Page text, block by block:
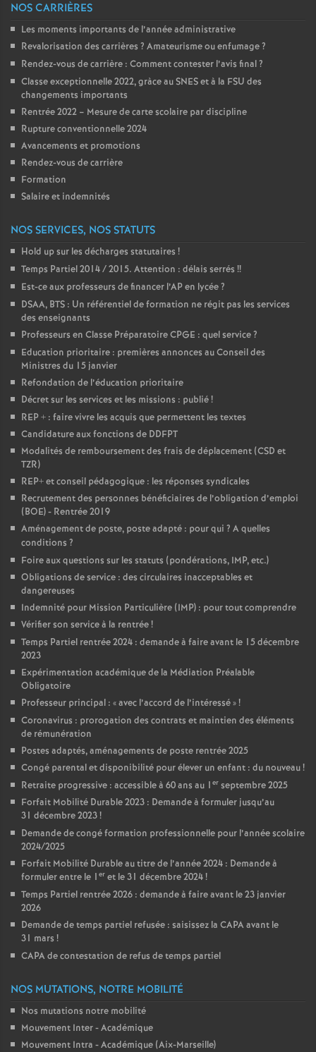
e
g
r
l
é
a
n
T
o
u
r
s
NOS CARRIÈRES
Les moments importants de l’année administrative
Revalorisation des carrières ? Amateurisme ou enfumage?
Rendez-vous de carrière : Comment contester l’avis final?
Classe exceptionnelle 2022, gràce au SNES et à la FSU des
changements importants
Rentrée 2022 – Mesure de carte scolaire par discipline
Rupture conventionnelle 2024
Avancements et promotions
Rendez-vous de carrière
Formation
Salaire et indemnités
NOS SERVICES, NOS STATUTS
Hold up sur les décharges statutaires !
Temps Partiel 2014 / 2015. Attention : délais serrés !!
Est-ce aux professeurs de financer l’AP en lycée?
DSAA, BTS : Un référentiel de formation ne régit pas les services
des enseignants
Professeurs en Classe Préparatoire CPGE : quel service?
Education prioritaire : premières annonces au Conseil des
Ministres du 15 janvier
Refondation de l’éducation prioritaire
Décret sur les services et les missions : publié!
REP + : faire vivre les acquis que permettent les textes
Candidature aux fonctions de DDFPT
Modalités de remboursement des frais de déplacement (CSD et
TZR)
REP+ et conseil pédagogique : les réponses syndicales
Recrutement des personnes bénéficiaires de l’obligation d’emploi
(BOE) - Rentrée 2019
Aménagement de poste, poste adapté : pour qui ? A quelles
conditions ?
Foire aux questions sur les statuts (pondérations, IMP, etc.)
Obligations de service : des circulaires inacceptables et
dangereuses
Indemnité pour Mission Particulière (IMP) : pour tout comprendre
Vérifier son service à la rentrée!
Temps Partiel rentrée 2024 : demande à faire avant le 15 décembre
2023
Expérimentation académique de la Médiation Préalable
Obligatoire
Professeur principal : «avec l’accord de l’intéressé»!
Coronavirus : prorogation des contrats et maintien des éléments
de rémunération
Postes adaptés, aménagements de poste rentrée 2025
Congé parental et disponibilité pour élever un enfant : du nouveau!
Retraite progressive : accessible à 60 ans au 1 er septembre 2025
Forfait Mobilité Durable 2023 : Demande à formuler jusqu’au
31 décembre 2023!
Demande de congé formation professionnelle pour l’année scolaire
2024/2025
Forfait Mobilité Durable au titre de l’année 2024 : Demande à
formuler entre le 1 er et le 31 décembre 2024!
Temps Partiel rentrée 2026 : demande à faire avant le 23 janvier
2026
Demande de temps partiel refusée : saisissez la CAPA avant le
31 mars !
CAPA de contestation de refus de temps partiel
NOS MUTATIONS, NOTRE MOBILITÉ
Nos mutations notre mobilité
Mouvement Inter - Académique
Mouvement Intra - Académique (Aix-Marseille)